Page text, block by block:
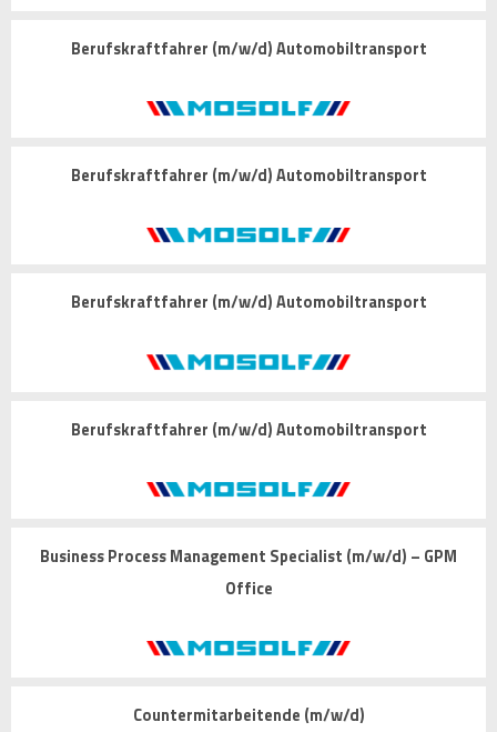
Berufskraftfahrer (m/w/d) Automobiltransport
Berufskraftfahrer (m/w/d) Automobiltransport
Berufskraftfahrer (m/w/d) Automobiltransport
Berufskraftfahrer (m/w/d) Automobiltransport
Business Process Management Specialist (m/w/d) – GPM
Office
Countermitarbeitende (m/w/d)